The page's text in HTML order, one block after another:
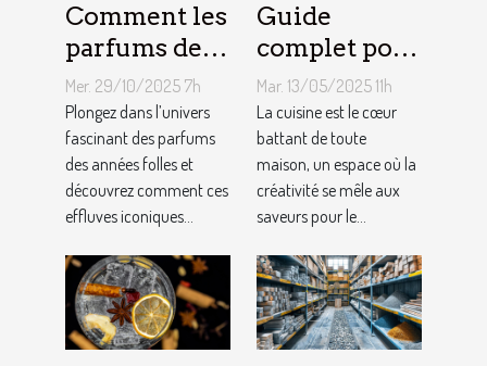
Comment les
parfums des
années folles
influencent-
ils la mode
moderne ?
Mer. 29/10/2025 7h
Plongez dans l’univers
fascinant des parfums
des années folles et
découvrez comment ces
effluves iconiques...
Guide
complet pour
choisir le
meilleur
équipement
de cuisine
Mar. 13/05/2025 11h
La cuisine est le cœur
battant de toute
maison, un espace où la
créativité se mêle aux
saveurs pour le...